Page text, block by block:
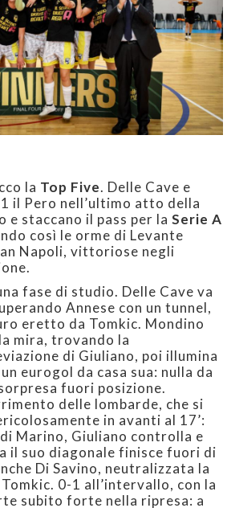
la Top Five. Delle Cave e
il Pero nell’ultimo atto della
e staccano il pass per la Serie A
così le orme di Levante
Napoli, vittoriose negli
fase di studio. Delle Cave va
Annese con un tunnel,
eretto da Tomkic. Mondino
mira, trovando la
di Giuliano, poi illumina
eurogol da casa sua: nulla da
fuori posizione.
delle lombarde, che si
in avanti al 17’:
Marino, Giuliano controlla e
il suo diagonale finisce fuori di
Di Savino, neutralizzata la
0-1 all’intervallo, con la
subito forte nella ripresa: a